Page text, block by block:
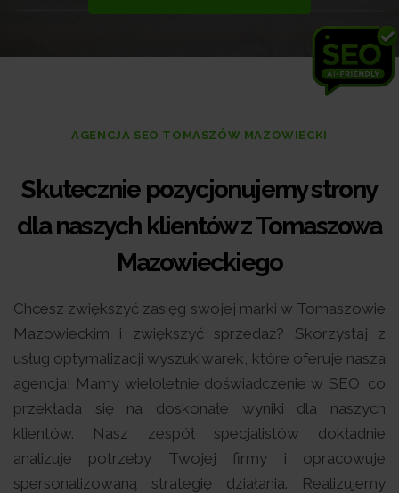
AGENCJA SEO TOMASZÓW MAZOWIECKI
Skutecznie pozycjonujemy strony
dla naszych klientów z Tomaszowa
Mazowieckiego
Chcesz zwiększyć zasięg swojej marki w Tomaszowie
Mazowieckim i zwiększyć sprzedaż? Skorzystaj z
usług optymalizacji wyszukiwarek, które oferuje nasza
agencja! Mamy wieloletnie doświadczenie w SEO, co
przekłada się na doskonałe wyniki dla naszych
klientów. Nasz zespół specjalistów dokładnie
analizuje potrzeby Twojej firmy i opracowuje
spersonalizowaną strategię działania. Realizujemy